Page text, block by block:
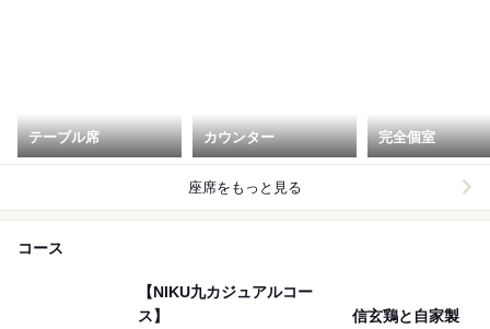
テーブル席 カウンター 完全個室
座席をもっと見る
コース
【NIKU九カジュアルコー
ス】 信玄鶏と自家製